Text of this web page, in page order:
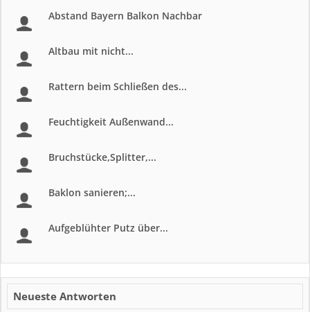
Abstand Bayern Balkon Nachbar
Altbau mit nicht...
Rattern beim Schließen des...
Feuchtigkeit Außenwand...
Bruchstücke,Splitter,...
Baklon sanieren;...
Aufgeblühter Putz über...
Neueste Antworten